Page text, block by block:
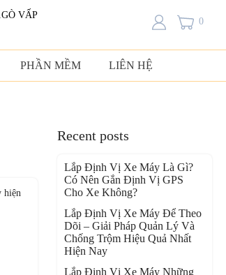
VẤP
0
PHẦN MỀM LIÊN HỆ
hiện
Recent posts
Lắp Định Vị Xe Máy Là Gì?
Có Nên Gắn Định Vị GPS
Cho Xe Không?
Lắp Định Vị Xe Máy Để Theo
Dõi – Giải Pháp Quản Lý Và
Chống Trộm Hiệu Quả Nhất
Hiện Nay
Lắp Định Vị Xe Máy Những